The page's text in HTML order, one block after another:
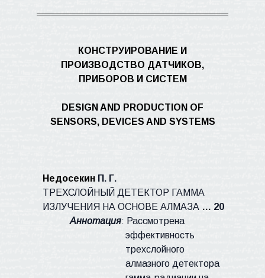
КОНСТРУИРОВАНИЕ И
ПРОИЗВОДСТВО ДАТЧИКОВ,
ПРИБОРОВ И СИСТЕМ
DESIGN AND PRODUCTION OF
SENSORS, DEVICES AND SYSTEMS
Недосекин П. Г.
ТРЕХСЛОЙНЫЙ ДЕТЕКТОР ГАММА
ИЗЛУЧЕНИЯ НА ОСНОВЕ АЛМАЗА … 20
Аннотация: Рассмотрена
эффективность
трехслойного
алмазного детектора